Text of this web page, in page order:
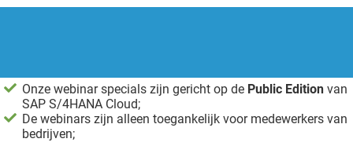
Onze webinar specials zijn gericht op de Public Editionvan
SAP S/4HANA Cloud;
De webinars zijn alleen toegankelijk voor medewerkers van
bedrijven;